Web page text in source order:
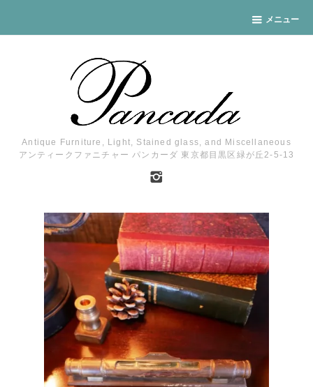
メニュー
Antique Furniture, Light, Stained glass, and Miscellaneous
アンティークファニチャー パンカーダ 東京都目黒区緑が丘2-5-13